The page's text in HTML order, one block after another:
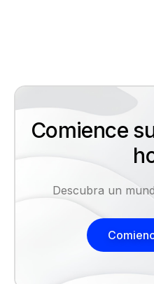
Comience
Descubra un